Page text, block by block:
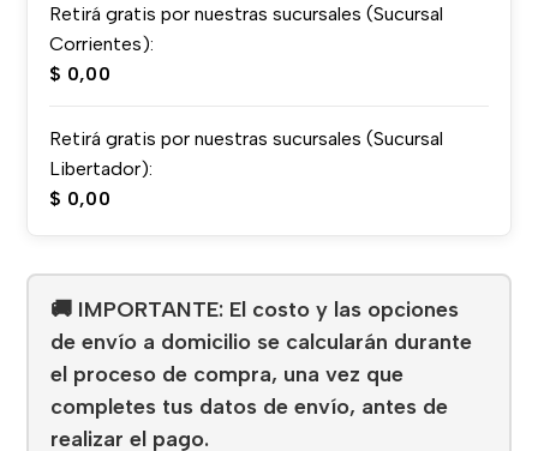
Retirá gratis por nuestras sucursales (Sucursal
Corrientes):
$ 0,00
Retirá gratis por nuestras sucursales (Sucursal
Libertador):
$ 0,00
🚚 IMPORTANTE: El costo y las opciones
de envío a domicilio se calcularán durante
el proceso de compra, una vez que
completes tus datos de envío, antes de
realizar el pago.